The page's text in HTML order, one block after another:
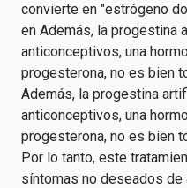
convierte en "estrógeno
en Además, la progestina
anticonceptivos, una
progesterona, no es bien
Además, la progestina
anticonceptivos, una
progesterona, no es bien
Por lo tanto, este
síntomas no deseados de